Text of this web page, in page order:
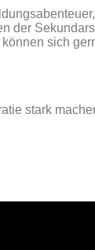
der
sich
stark